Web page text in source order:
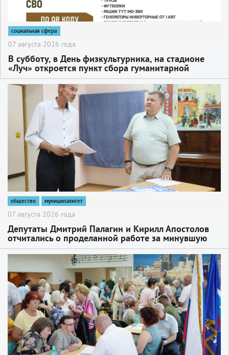
социальная сфера
07 августа 2026 года
В субботу, в День физкультурника, на стадионе
«Луч» откроется пункт сбора гуманитарной
помощи для участников СВО
общество муниципалитет
07 августа 2026 года
Депутаты Дмитрий Палагин и Кирилл Апостолов
отчитались о проделанной работе за минувшую
пятилетку в ОДЦ «Октябрь»
2